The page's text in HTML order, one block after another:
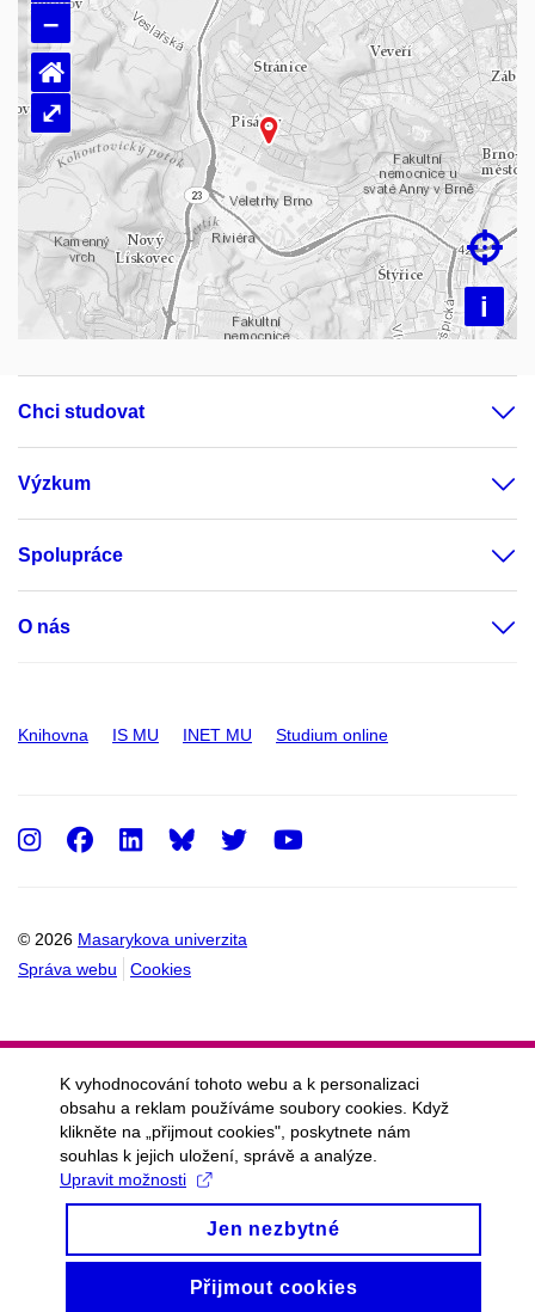
Načítám mapu…
–
i

⌂
⤢
Chci studovat
Výzkum
Spolupráce
O nás
Knihovna IS MU INET MU Studium online
© 2026 Masarykova univerzita
Správa webu
Cookies
Instagram
Facebook
LinkedInTwitter
K vyhodnocování tohoto webu a k personalizaci
obsahu a reklam používáme soubory cookies. Když
klikněte na „přijmout cookies", poskytnete nám
souhlas k jejich uložení, správě a analýze.
Upravit možnosti
Jen nezbytné
Přijmout cookies